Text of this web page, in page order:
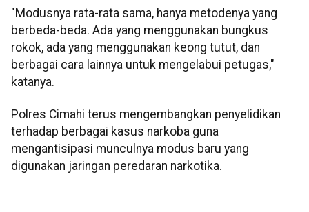
"Modusnya rata-rata sama, hanya metodenya yang
berbeda-beda. Ada yang menggunakan bungkus
rokok, ada yang menggunakan keong tutut, dan
berbagai cara lainnya untuk mengelabui petugas,"
katanya.
Polres Cimahi terus mengembangkan penyelidikan
terhadap berbagai kasus narkoba guna
mengantisipasi munculnya modus baru yang
digunakan jaringan peredaran narkotika.